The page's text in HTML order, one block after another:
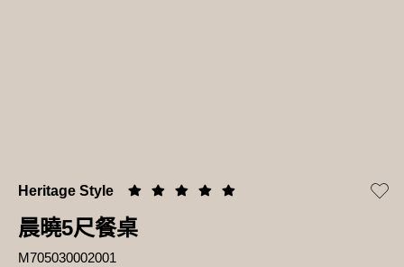
Heritage Style
晨曉5尺餐桌
M705030002001